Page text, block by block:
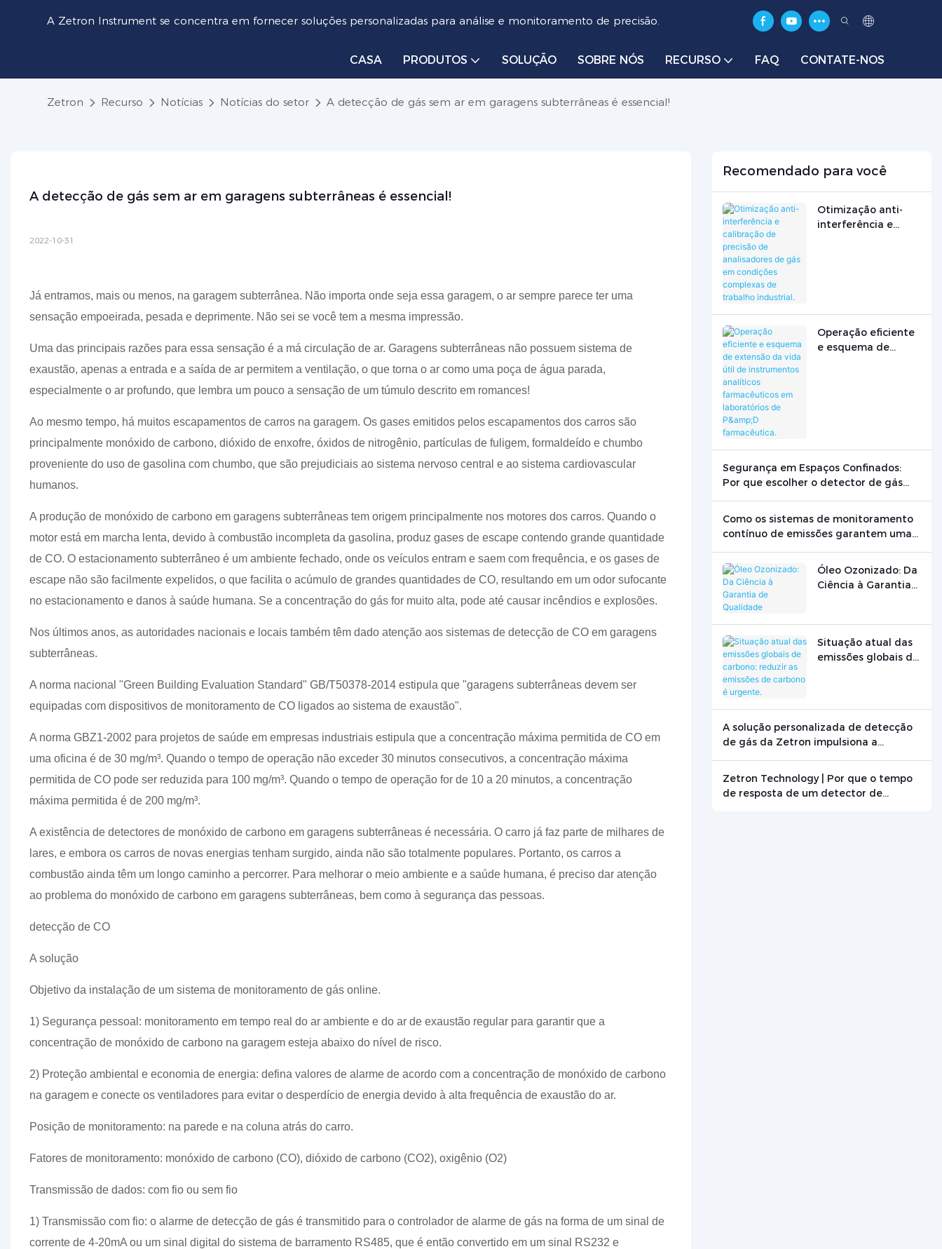
A Zetron Instrument se concentra em fornecer soluções personalizadas para análise e monitoramento de precisão.
CASA PRODUTOS SOLUÇÃO SOBRE NÓS RECURSO FAQ CONTATE-NOS
Zetron Recurso Notícias Notícias do setor A detecção de gás sem ar em garagens subterrâneas é essencial!
A detecção de gás sem ar em garagens subterrâneas é essencial!
2022-10-31
Já entramos, mais ou menos, na garagem subterrânea. Não importa onde seja essa garagem, o ar sempre parece ter uma
sensação empoeirada, pesada e deprimente. Não sei se você tem a mesma impressão.
Uma das principais razões para essa sensação é a má circulação de ar. Garagens subterrâneas não possuem sistema de
exaustão, apenas a entrada e a saída de ar permitem a ventilação, o que torna o ar como uma poça de água parada,
especialmente o ar profundo, que lembra um pouco a sensação de um túmulo descrito em romances!
Ao mesmo tempo, há muitos escapamentos de carros na garagem. Os gases emitidos pelos escapamentos dos carros são
principalmente monóxido de carbono, dióxido de enxofre, óxidos de nitrogênio, partículas de fuligem, formaldeído e chumbo
proveniente do uso de gasolina com chumbo, que são prejudiciais ao sistema nervoso central e ao sistema cardiovascular
humanos.
A produção de monóxido de carbono em garagens subterrâneas tem origem principalmente nos motores dos carros. Quando o
motor está em marcha lenta, devido à combustão incompleta da gasolina, produz gases de escape contendo grande quantidade
de CO. O estacionamento subterrâneo é um ambiente fechado, onde os veículos entram e saem com frequência, e os gases de
escape não são facilmente expelidos, o que facilita o acúmulo de grandes quantidades de CO, resultando em um odor sufocante
no estacionamento e danos à saúde humana. Se a concentração do gás for muito alta, pode até causar incêndios e explosões.
Nos últimos anos, as autoridades nacionais e locais também têm dado atenção aos sistemas de detecção de CO em garagens
subterrâneas.
A norma nacional "Green Building Evaluation Standard" GB/T50378-2014 estipula que "garagens subterrâneas devem ser
equipadas com dispositivos de monitoramento de CO ligados ao sistema de exaustão".
A norma GBZ1-2002 para projetos de saúde em empresas industriais estipula que a concentração máxima permitida de CO em
uma oficina é de 30 mg/m³. Quando o tempo de operação não exceder 30 minutos consecutivos, a concentração máxima
permitida de CO pode ser reduzida para 100 mg/m³. Quando o tempo de operação for de 10 a 20 minutos, a concentração
máxima permitida é de 200 mg/m³.
A existência de detectores de monóxido de carbono em garagens subterrâneas é necessária. O carro já faz parte de milhares de
lares, e embora os carros de novas energias tenham surgido, ainda não são totalmente populares. Portanto, os carros a
combustão ainda têm um longo caminho a percorrer. Para melhorar o meio ambiente e a saúde humana, é preciso dar atenção
ao problema do monóxido de carbono em garagens subterrâneas, bem como à segurança das pessoas.
detecção de CO
A solução
Objetivo da instalação de um sistema de monitoramento de gás online.
1) Segurança pessoal: monitoramento em tempo real do ar ambiente e do ar de exaustão regular para garantir que a
concentração de monóxido de carbono na garagem esteja abaixo do nível de risco.
2) Proteção ambiental e economia de energia: defina valores de alarme de acordo com a concentração de monóxido de carbono
na garagem e conecte os ventiladores para evitar o desperdício de energia devido à alta frequência de exaustão do ar.
Posição de monitoramento: na parede e na coluna atrás do carro.
Fatores de monitoramento: monóxido de carbono (CO), dióxido de carbono (CO2), oxigênio (O2)
Transmissão de dados: com fio ou sem fio
1) Transmissão com fio: o alarme de detecção de gás é transmitido para o controlador de alarme de gás na forma de um sinal de
corrente de 4-20mA ou um sinal digital do sistema de barramento RS485, que é então convertido em um sinal RS232 e
Recomendado para você
Otimização anti-
interferência e
trabalho industrial.
Operação eficiente
e esquema de
Segurança em Espaços Confinados:
Por que escolher o detector de gás
Como os sistemas de monitoramento
contínuo de emissões garantem uma
Óleo Ozonizado: Da
Ciência à Garantia
Situação atual das
emissões globais de
A solução personalizada de detecção
de gás da Zetron impulsiona a
Zetron Technology | Por que o tempo
de resposta de um detector de